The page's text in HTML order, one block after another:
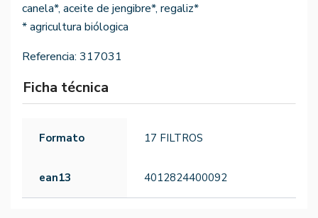
canela*, aceite de jengibre*, regaliz*
* agricultura biólogica
Referencia: 317031
Ficha técnica
Formato 17 FILTROS
ean13 4012824400092